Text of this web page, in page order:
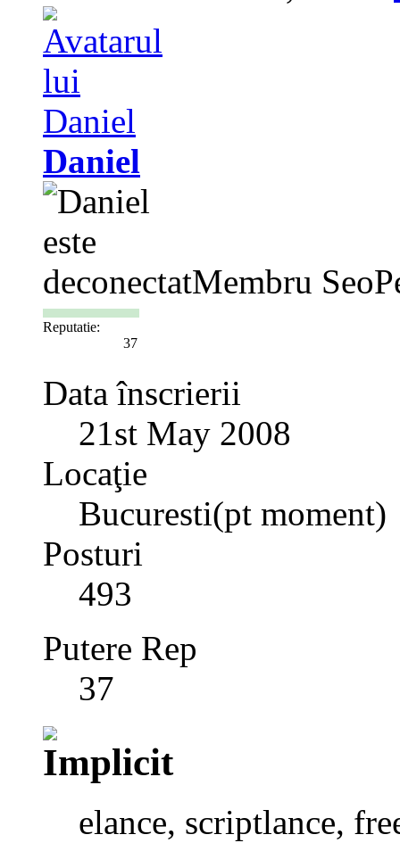
Daniel
Membru
Reputatie:
37
Data înscrierii
21st May 2008
Locaţie
Bucuresti(pt moment)
Posturi
493
Putere Rep
37
elance, scriptlance,